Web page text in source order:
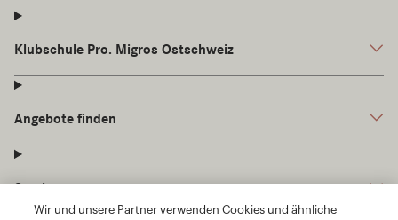
Wir und unsere Partner verwenden Cookies und ähnliche